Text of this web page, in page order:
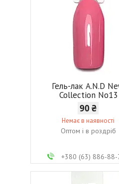
Гель-лак A.N.D
Collection No13
90 ₴
Немає в наявності
Оптом і в роздріб
+380 (63) 886-88-